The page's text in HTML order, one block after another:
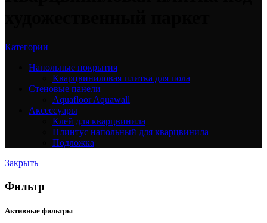
Категории
Напольные покрытия
Кварцвиниловая плитка для пола
Стеновые панели
Aquafloor Aquawall
Аксессуары
Клей для кварцвинила
Плинтус напольный для кварцвинила
Подложка
Закрыть
Фильтр
Активные фильтры